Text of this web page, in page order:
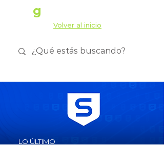
g
Volver al inicio
LO ÚLTIMO